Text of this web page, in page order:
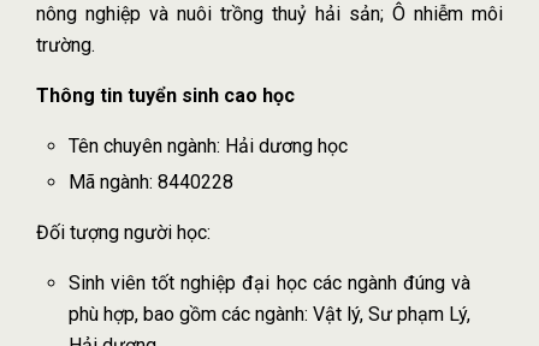
nông nghiệp và nuôi trồng thuỷ hải sản; Ô nhiễm môi
trường.
Thông tin tuyển sinh cao học
Tên chuyên ngành: Hải dương học
Mã ngành: 8440228
Đối tượng người học:
Sinh viên tốt nghiệp đại học các ngành đúng và
phù hợp, bao gồm các ngành: Vật lý, Sư phạm Lý,